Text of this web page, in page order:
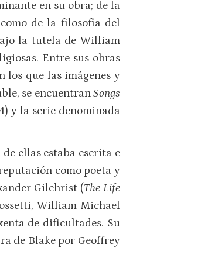
en su obra; de la
de la filosofía del
la tutela de William
Entre sus obras
los que las imágenes y
se encuentranSongs
y la serie denominada
ellas estaba escrita e
como poeta y
Gilchrist (The Life
William Michael
de dificultades. Su
de Blake por Geoffrey